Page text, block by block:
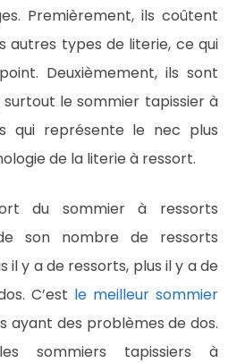
Premièrement, ils coûtent
autres types de literie, ce qui
Deuxièmement, ils sont
le sommier tapissier à
qui représente le nec plus
de la literie à ressort.
du sommier à ressorts
son nombre de ressorts
il y a de ressorts, plus il y a de
C’est le meilleur sommier
ayant des problèmes de dos.
les sommiers tapissiers à